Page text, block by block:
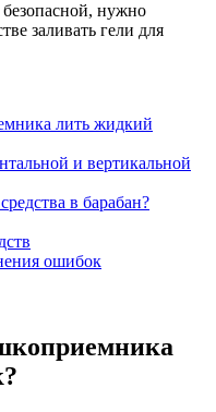
нужно
заливать гели для
лить жидкий
и вертикальной
в барабан?
ошибок